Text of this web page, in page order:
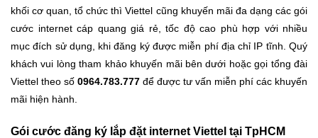
khối cơ quan, tổ chức thì Viettel cũng khuyến mãi đa dạng các gói
cước internet cáp quang giá rẻ, tốc độ cao phù hợp với nhiều
mục đích sử dụng, khi đăng ký được miễn phí địa chỉ IP tĩnh. Quý
khách vui lòng tham khảo khuyến mãi bên dưới hoặc gọi tổng đài
Viettel theo số 0964.783.777 để được tư vấn miễn phí các khuyến
mãi hiện hành.
Gói cước đăng ký lắp đặt internet Viettel tại TpHCM